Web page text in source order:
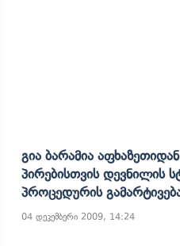
Გია Ბარამია
Პირებისთვის Დევნილის
Პროცედურის
04 დეკემბერი 2009, 14:24